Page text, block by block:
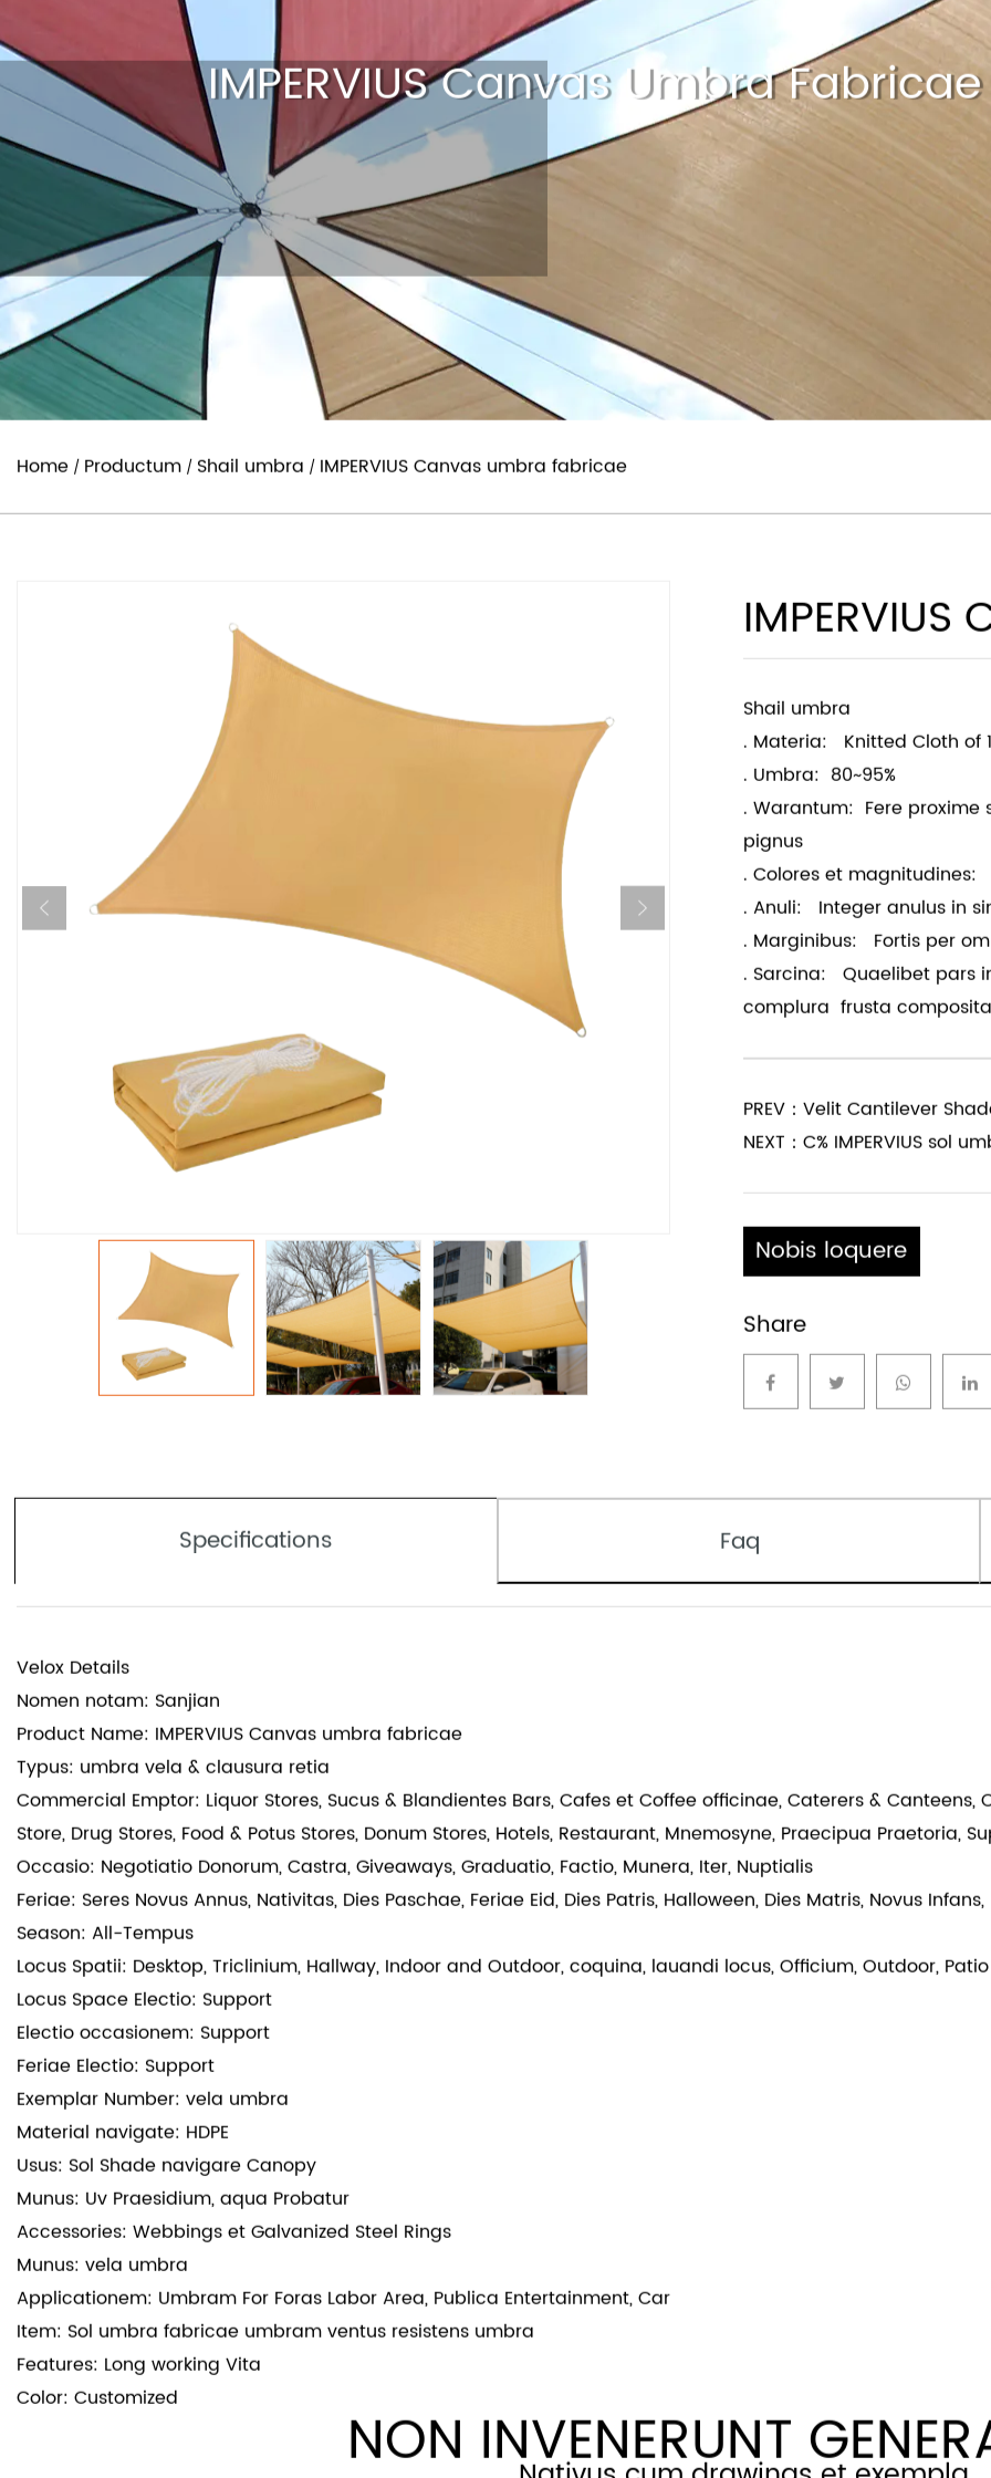
PRODUCTUM
IMPERVIUS Canvas Umbra
Shail umbra
. Materia: Knitted Cloth of
. Umbra: 80~95%
. Warantum: Fere
pignus
. Colores et
. Marginibus: Fortis per
. Sarcina: Quaelibet
complura frusta
PREV：Velit Cantilever
NEXT：C% IMPERVIUS sol
Nobis loquere
Velox Details
Nomen notam: Sanjian
Product Name: IMPERVIUS Canvas umbra fabricae
Typus: umbra vela & clausura retia
Commercial Emptor: Liquor Stores, Sucus & Blandientes Bars, Cafes et Coffee officinae, Caterers &
Store, Drug Stores, Food & Potus Stores, Donum Stores, Hotels, Restaurant, Mnemosyne, Praecipua Praetoria,
Occasio: Negotiatio Donorum, Castra, Giveaways, Graduatio, Factio, Munera, Iter, Nuptialis
Feriae: Seres Novus Annus, Nativitas, Dies Paschae, Feriae Eid, Dies Patris, Halloween, Dies Matris, Novus
Season: All-Tempus
Locus Spatii: Desktop, Triclinium, Hallway, Indoor and Outdoor, coquina, lauandi locus, Officium, Outdoor, Patio
Locus Space Electio: Support
Electio occasionem: Support
Feriae Electio: Support
Exemplar Number: vela umbra
Material navigate: HDPE
Usus: Sol Shade navigare Canopy
Munus: Uv Praesidium, aqua Probatur
Accessories: Webbings et Galvanized Steel Rings
Munus: vela umbra
Applicationem: Umbram For Foras Labor Area, Publica Entertainment, Car
Item: Sol umbra fabricae umbram ventus resistens umbra